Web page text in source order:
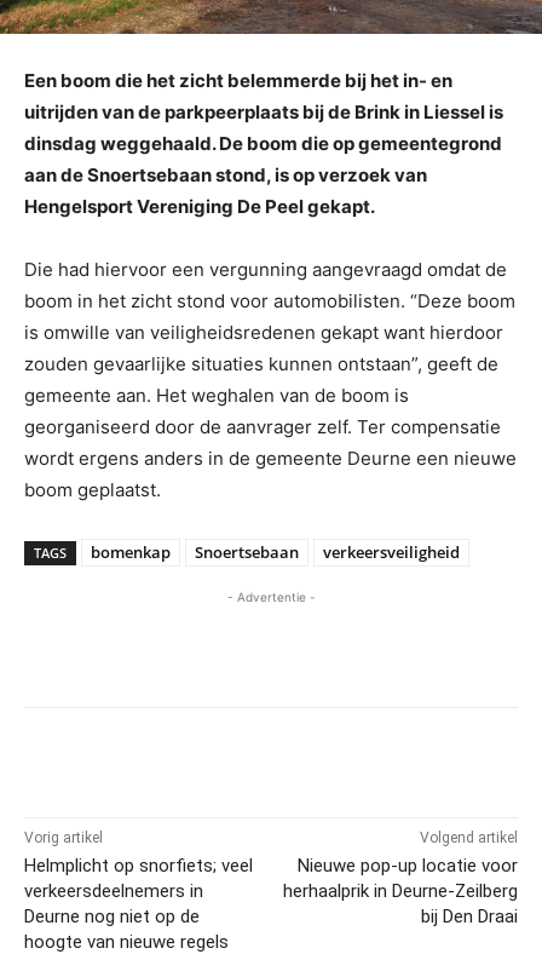
Een boom die het zicht belemmerde bij het in- en
uitrijden van de parkpeerplaats bij de Brink in Liessel is
dinsdag weggehaald. De boom die op gemeentegrond
aan de Snoertsebaan stond, is op verzoek van
Hengelsport Vereniging De Peel gekapt.
Die had hiervoor een vergunning aangevraagd omdat de
boom in het zicht stond voor automobilisten. “Deze boom
is omwille van veiligheidsredenen gekapt want hierdoor
zouden gevaarlijke situaties kunnen ontstaan”, geeft de
gemeente aan. Het weghalen van de boom is
georganiseerd door de aanvrager zelf. Ter compensatie
wordt ergens anders in de gemeente Deurne een nieuwe
boom geplaatst.
TAGS bomenkap Snoertsebaan verkeersveiligheid
- Advertentie -
Vorig artikel
Helmplicht op snorfiets; veel
verkeersdeelnemers in
Deurne nog niet op de
hoogte van nieuwe regels
Volgend artikel
Nieuwe pop-up locatie voor
herhaalprik in Deurne-Zeilberg
bij Den Draai